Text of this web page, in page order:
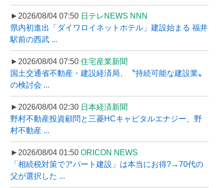
►2026/08/04 07:50 日テレNEWS NNN
県内初進出「ダイワロイネットホテル」建設始まる 福井
駅前の西武 ...
►2026/08/04 07:50 住宅産業新聞
国土交通省不動産・建設経済局、〝持続可能な建設業〟
の検討会 ...
►2026/08/04 02:30 日本経済新聞
野村不動産投資顧問と三菱HCキャピタルエナジー、野
村不動産 ...
►2026/08/04 01:50 ORICON NEWS
「相続税対策でアパート建設」は本当にお得?→70代の
父が選択した ...